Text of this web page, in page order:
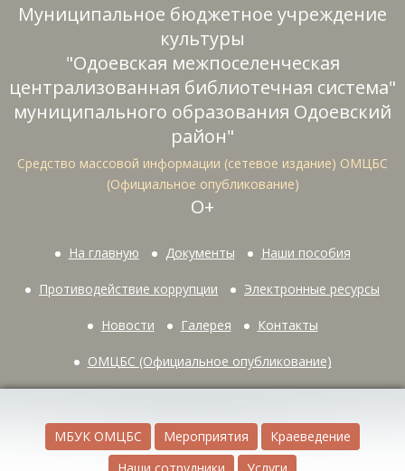
Муниципальное бюджетное учреждение
культуры
"Одоевская межпоселенческая
централизованная библиотечная система"
муниципального образования Одоевский
район"
Средство массовой информации (сетевое издание) ОМЦБС
(Официальное опубликование)
О+
На главную Документы Наши пособия
Противодействие коррупции Электронные ресурсы
Новости Галерея Контакты
ОМЦБС (Официальное опубликование)
МБУК ОМЦБС Мероприятия
Краеведение
Наши сотрудники
Услуги